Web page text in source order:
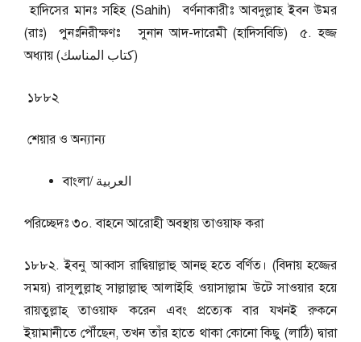
হাদিসের মানঃ সহিহ (Sahih) বর্ণনাকারীঃ আবদুল্লাহ ইবন উমর
(রাঃ) পুনঃনিরীক্ষণঃ সুনান আদ-দারেমী (হাদিসবিডি) ৫. হজ্জ
অধ্যায় (كتاب المناسك)
১৮৮২
শেয়ার ও অন্যান্য
বাংলা/ العربية
পরিচ্ছেদঃ ৩০. বাহনে আরোহী অবস্থায় তাওয়াফ করা
১৮৮২. ইবনু আব্বাস রাদ্বিয়াল্লাহু আনহু হতে বর্ণিত। (বিদায় হজ্জের
সময়) রাসূলুল্লাহ্ সাল্লাল্লাহু আলাইহি ওয়াসাল্লাম উটে সাওয়ার হয়ে
রায়তুল্লাহ্ তাওয়াফ করেন এবং প্রত্যেক বার যখনই রুকনে
ইয়ামানীতে পৌঁছেন, তখন তাঁর হাতে থাকা কোনো কিছু (লাঠি) দ্বারা